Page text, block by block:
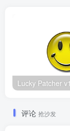
评论 抢沙发